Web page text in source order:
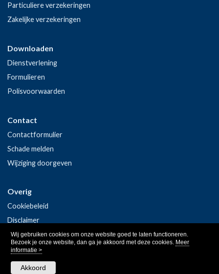
Wij gebruiken cookies om onze website goed te laten functioneren.
Bezoek je onze website, dan ga je akkoord met deze cookies. Meer
informatie >
Akkoord
Particuliere verzekeringen
Zakelijke verzekeringen
Downloaden
Dienstverlening
Formulieren
Polisvoorwaarden
Contact
Contactformulier
Schade melden
Wijziging doorgeven
Overig
Cookiebeleid
Disclaimer
Privacy